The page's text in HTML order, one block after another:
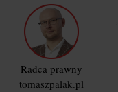
Radca prawny
tomaszpalak.pl